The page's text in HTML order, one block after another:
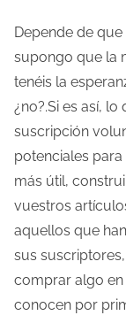
Depende de
supongo que la
tenéis la
¿no?.Si es así,
suscripción
potenciales
más útil,
vuestros
aquellos que
sus
comprar algo
conocen por